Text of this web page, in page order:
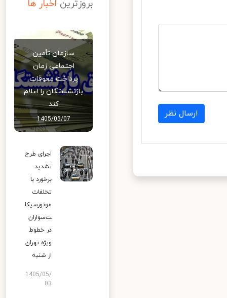
ارسال نظر
بروزترین اخبار ها
سازمان تأمین
اجتماعی زمان
پرداخت معوقات
بازنشستگان را اعلام
کند
1405/05/07
اجرای طرح
تشدید
برخورد با
تخلفات
موتورسیکل
ت‌سواران
در خطوط
ویژه تهران
از شنبه
1405/05/
03